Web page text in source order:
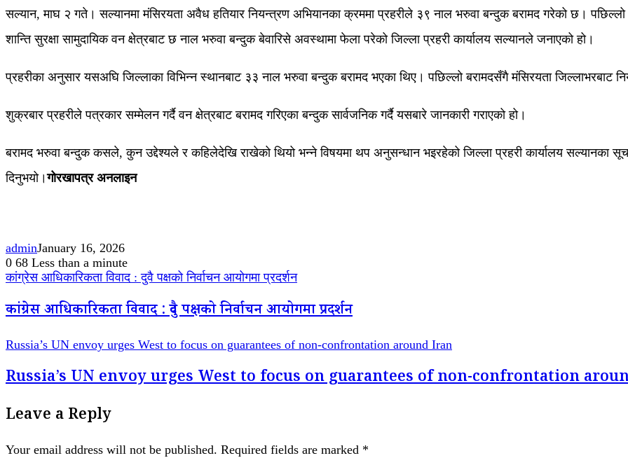
सल्यान, माघ २ गते। सल्यानमा मंसिरयता अवैध हतियार नियन्त्रण अभियानका क्रममा प्रहरीले ३९ नाल भरुवा बन्दुक बरामद गरेको छ। पछिल्लो
शान्ति सुरक्षा सामुदायिक वन क्षेत्रबाट छ नाल भरुवा बन्दुक बेवारिसे अवस्थामा फेला परेको जिल्ला प्रहरी कार्यालय सल्यानले जनाएको हो।
प्रहरीका अनुसार यसअघि जिल्लाका विभिन्न स्थानबाट ३३ नाल भरुवा बन्दुक बरामद भएका थिए। पछिल्लो बरामदसँगै मंसिरयता जिल्लाभरबाट
शुक्रबार प्रहरीले पत्रकार सम्मेलन गर्दै वन क्षेत्रबाट बरामद गरिएका बन्दुक सार्वजनिक गर्दै यसबारे जानकारी गराएको हो।
बरामद भरुवा बन्दुक कसले, कुन उद्देश्यले र कहिलेदेखि राखेको थियो भन्ने विषयमा थप अनुसन्धान भइरहेको जिल्ला प्रहरी कार्यालय सल्यानका
दिनुभयो।गोरखापत्र अनलाइन
adminJanuary 16, 2026
0 68 Less than a minute
कांग्रेस आधिकारिकता विवाद : दुवै पक्षको निर्वाचन आयोगमा प्रदर्शन
कांग्रेस आधिकारिकता विवाद : दुवै पक्षको निर्वाचन आयोगमा प्रदर्शन
Russia’s UN envoy urges West to focus on guarantees of non-confrontation around Iran
Russia’s UN envoy urges West to focus on guarantees of non-confrontation
Leave a Reply
Your email address will not be published. Required fields are marked *